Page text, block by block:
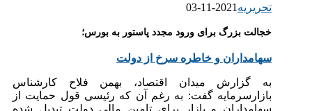
تحریریه 2021-11-03
خجالت بزرگ برای ورود مجدد پاستور به بورس؛
سهامداران و خاطره سرخ از دولت
به گزارش میدان اقتصاد، بهمن فلاح کارشناس
بازارسرمایه گفت: به رغم آن که رئیسی قول حمایت از
سهامداران و بازار برای تامین مالی دولت تبدیل شده